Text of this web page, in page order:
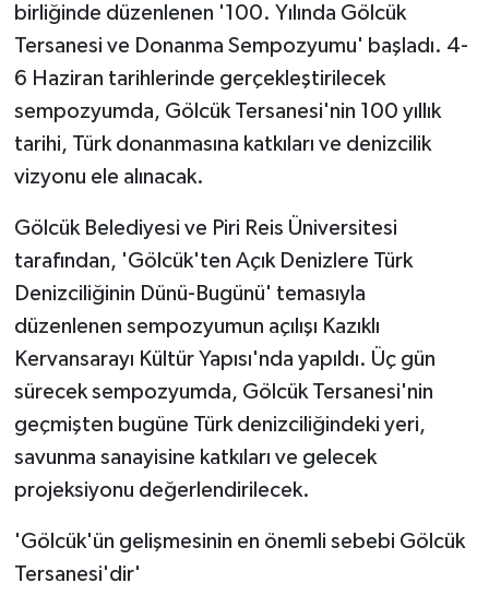
birliğinde düzenlenen '100. Yılında Gölcük
Tersanesi ve Donanma Sempozyumu' başladı. 4-
6 Haziran tarihlerinde gerçekleştirilecek
sempozyumda, Gölcük Tersanesi'nin 100 yıllık
tarihi, Türk donanmasına katkıları ve denizcilik
vizyonu ele alınacak.
Gölcük Belediyesi ve Piri Reis Üniversitesi
tarafından, 'Gölcük'ten Açık Denizlere Türk
Denizciliğinin Dünü-Bugünü' temasıyla
düzenlenen sempozyumun açılışı Kazıklı
Kervansarayı Kültür Yapısı'nda yapıldı. Üç gün
sürecek sempozyumda, Gölcük Tersanesi'nin
geçmişten bugüne Türk denizciliğindeki yeri,
savunma sanayisine katkıları ve gelecek
projeksiyonu değerlendirilecek.
'Gölcük'ün gelişmesinin en önemli sebebi Gölcük
Tersanesi'dir'